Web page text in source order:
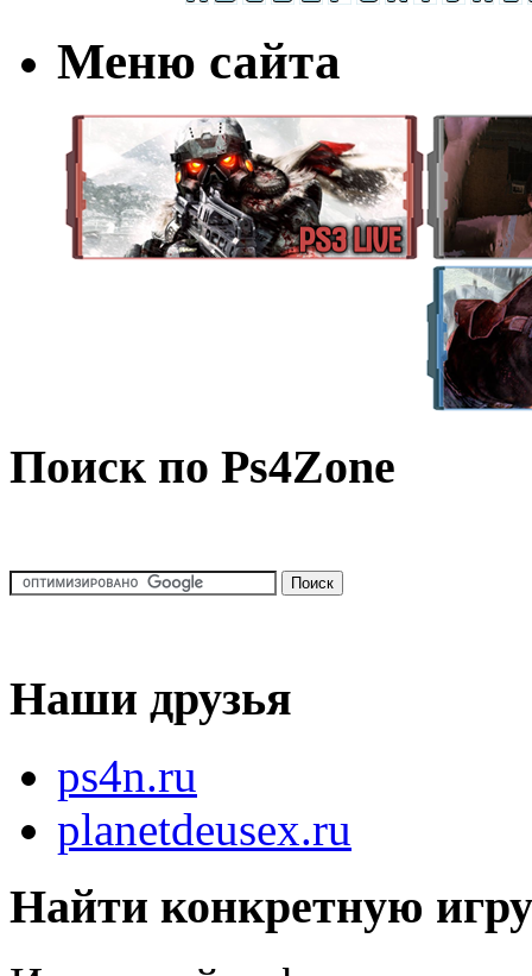
Меню сайта
Поиск по Ps4Zone
Наши друзья
ps4n.ru
planetdeusex.ru
Найти конкретную